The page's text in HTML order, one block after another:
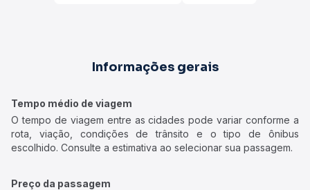
Informações gerais
Tempo médio de viagem
O tempo de viagem entre as cidades pode variar conforme a
rota, viação, condições de trânsito e o tipo de ônibus
escolhido. Consulte a estimativa ao selecionar sua passagem.
Preço da passagem